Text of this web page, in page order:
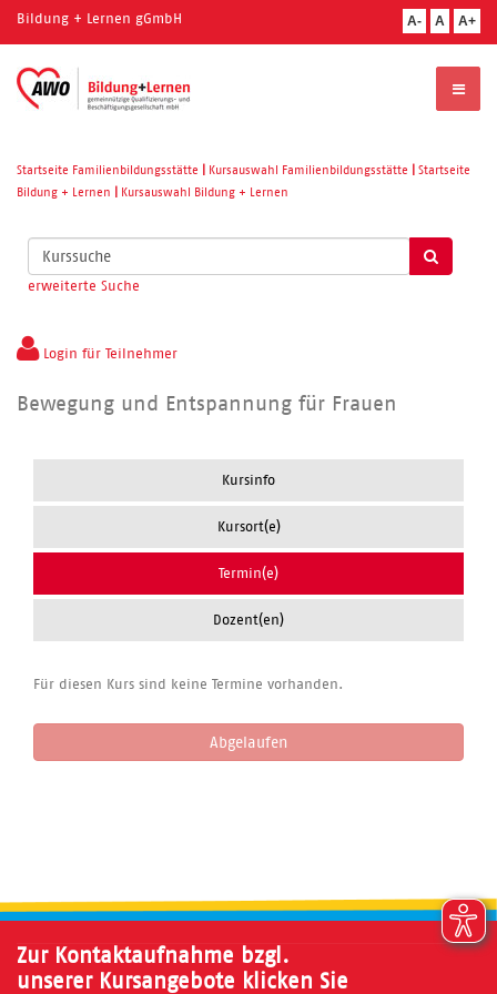
Bildung + Lernen gGmbH A- A A+
Startseite Familienbildungsstätte Kursauswahl Familienbildungsstätte
Startseite
Bildung + Lernen
Kursauswahl Bildung + Lernen
Kurse
suchen
erweiterte Suche
Login für Teilnehmer
Bewegung und Entspannung für Frauen
Kursinfo
Kursort(e)
Termin(e)
Dozent(en)
Für diesen Kurs sind keine Termine vorhanden.
Abgelaufen
Zur Kontaktaufnahme bzgl.
unserer Kursangebote klicken Sie